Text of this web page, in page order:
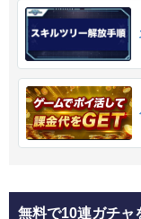
無料で10連ガチャ